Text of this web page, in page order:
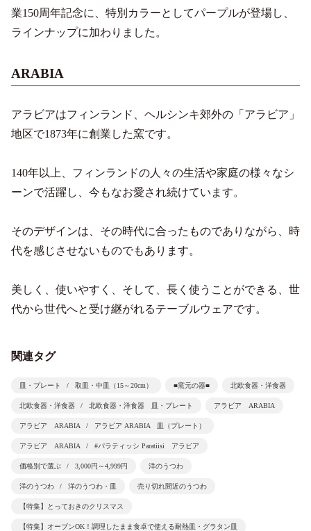
業150周年記念に、特別カラーとしてパープルが登場し、
ラインナップに加わりました。
ARABIA
アラビアはフィンランド、ヘルシンキ郊外の「アラビア」
地区で1873年に創業した窯です。
140年以上、フィンランドの人々の生活や家庭の様々なシ
ーンで活躍し、今もなお愛され続けています。
そのデザインは、その時代に合ったものでありながら、時
代を感じさせないものでもあります。
美しく、使いやすく、そして、長く使うことができる、世
代から世代へと受け継がれるテーブルウェアです。
関連タグ
皿・プレート 取皿・中皿（15～20cm） ■窯元の器■ 北欧食器・洋食器
北欧食器・洋食器 北欧食器・洋食器 皿・プレート アラビア ARABIA
アラビア ARABIA アラビア ARABIA 皿（プレート）
アラビア ARABIA #パラティッシ Paratiisi アラビア
価格別で選ぶ 3,000円～4,999円 洋のうつわ
洋のうつわ 洋のうつわ・皿 売り切れ間近のうつわ
【特集】とっておきのクリスマス
【特集】オーブンOK！調理したまま食卓で使える耐熱皿・グラタン皿